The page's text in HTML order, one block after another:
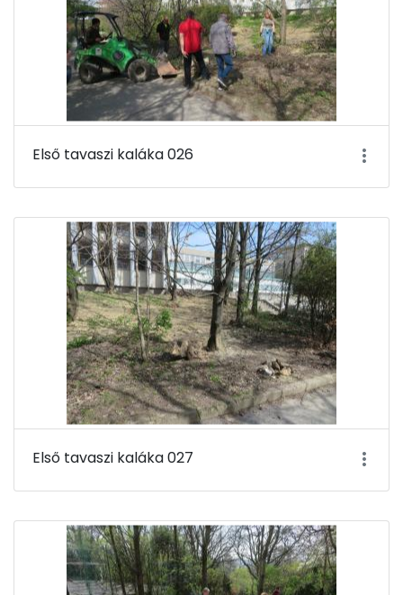
Első tavaszi kaláka 026
Első tavaszi kaláka 027